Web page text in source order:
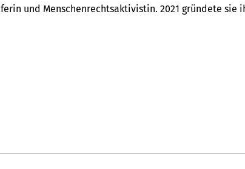
und Menschenrechtsaktivistin. 2021 gründete sie